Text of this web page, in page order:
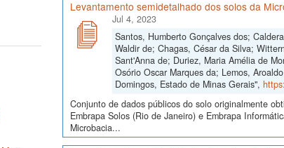
Levantamento semidetalhado dos solos da
Jul 4, 2023
Santos, Humberto Gonçalves dos;
Waldir de; Chagas, César da Silva;
Sant'Anna de; Duriez, Maria Amélia de
Osório Oscar Marques da; Lemos,
Domingos, Estado de Minas Gerais",
Conjunto de dados públicos do solo originalmente
Embrapa Solos (Rio de Janeiro) e Embrapa
Microbacia...